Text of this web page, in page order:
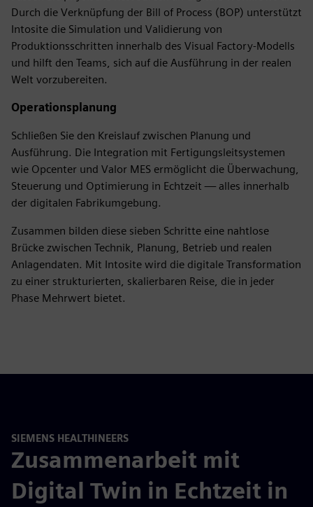
Durch die Verknüpfung der Bill of Process (BOP) unterstützt
Intosite die Simulation und Validierung von
Produktionsschritten innerhalb des Visual Factory-Modells
und hilft den Teams, sich auf die Ausführung in der realen
Welt vorzubereiten.
Operationsplanung
Schließen Sie den Kreislauf zwischen Planung und
Ausführung. Die Integration mit Fertigungsleitsystemen
wie Opcenter und Valor MES ermöglicht die Überwachung,
Steuerung und Optimierung in Echtzeit — alles innerhalb
der digitalen Fabrikumgebung.
Zusammen bilden diese sieben Schritte eine nahtlose
Brücke zwischen Technik, Planung, Betrieb und realen
Anlagendaten. Mit Intosite wird die digitale Transformation
zu einer strukturierten, skalierbaren Reise, die in jeder
Phase Mehrwert bietet.
SIEMENS HEALTHINEERS
Zusammenarbeit mit
Digital Twin in Echtzeit in